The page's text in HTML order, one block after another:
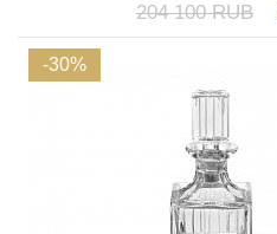
204 100 RUB
-30%